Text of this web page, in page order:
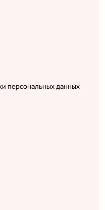
персональных данных